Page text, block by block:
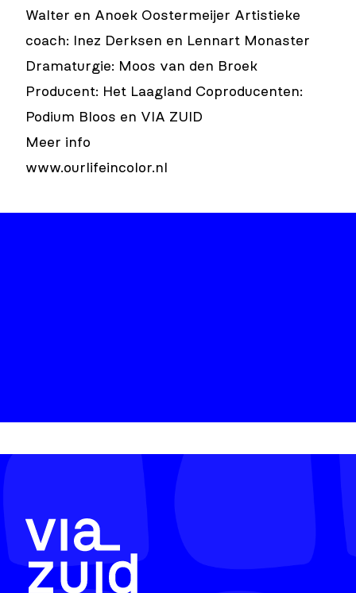
Walter en Anoek Oostermeijer Artistieke
coach: Inez Derksen en Lennart Monaster
Dramaturgie: Moos van den Broek
Producent: Het Laagland Coproducenten:
Podium Bloos en VIA ZUID
Meer info
www.ourlifeincolor.nl